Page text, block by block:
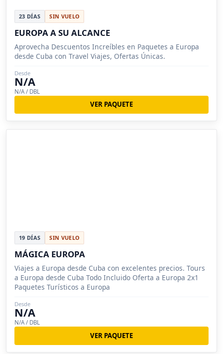
23 DÍAS SIN VUELO
EUROPA A SU ALCANCE
Aprovecha Descuentos Increíbles en Paquetes a Europa
desde Cuba con Travel Viajes, Ofertas Únicas.
Desde
N/A
N/A / DBL
VER PAQUETE
19 DÍAS SIN VUELO
MÁGICA EUROPA
Viajes a Europa desde Cuba con excelentes precios. Tours
a Europa desde Cuba Todo Incluido Oferta a Europa 2x1
Paquetes Turísticos a Europa
Desde
N/A
N/A / DBL
VER PAQUETE